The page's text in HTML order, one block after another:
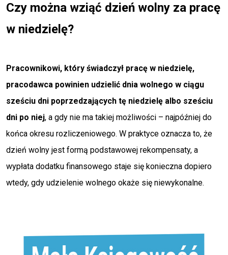
Czy można wziąć dzień wolny za pracę
w niedzielę?
Pracownikowi, który świadczył pracę w niedzielę,
pracodawca powinien udzielić dnia wolnego w ciągu
sześciu dni poprzedzających tę niedzielę albo sześciu
dni po niej, a gdy nie ma takiej możliwości – najpóźniej do
końca okresu rozliczeniowego. W praktyce oznacza to, że
dzień wolny jest formą podstawowej rekompensaty, a
wypłata dodatku finansowego staje się konieczna dopiero
wtedy, gdy udzielenie wolnego okaże się niewykonalne.